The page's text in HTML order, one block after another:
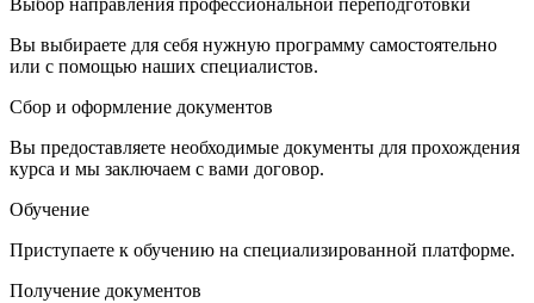
Выбор направления профессиональной переподготовки
Вы выбираете для себя нужную программу самостоятельно
или с помощью наших специалистов.
Сбор и оформление документов
Вы предоставляете необходимые документы для прохождения
курса и мы заключаем с вами договор.
Обучение
Приступаете к обучению на специализированной платформе.
Получение документов